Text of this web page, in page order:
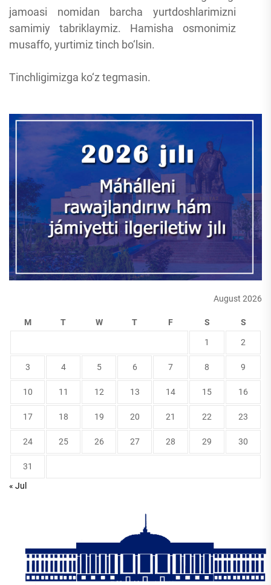
jamoasi nomidan barcha yurtdoshlarimizni
samimiy tabriklaymiz. Hamisha osmonimiz
musaffo, yurtimiz tinch bo‘lsin.
Tinchligimizga ko‘z tegmasin.
August 2026
M T W T F S S
1 2
3 4 5 6 7 8 9
10 11 12 13 14 15 16
17 18 19 20 21 22 23
24 25 26 27 28 29 30
31
« Jul